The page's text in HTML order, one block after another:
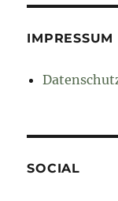
SOCIAL